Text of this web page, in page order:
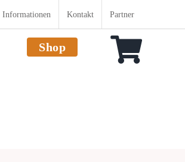
Informationen Kontakt Partner
Shop